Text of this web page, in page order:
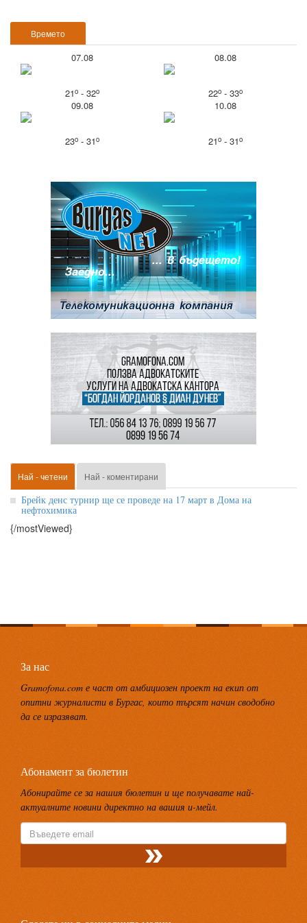
Времето
07.08
21o- 32o
08.08
22o- 33o
09.08
23o- 31o
10.08
21o- 31o
Най - четени Най - коментирани
Брейк денс турнир ще се проведе на 17 март в Дома на
нефтохимика
{/mostViewed}
За нас
Gramofona.com е част от амбициозен проект на екип от
опитни журналисти в Бургас, които търсят начин сводобно
да се изразяват.
Абонамент за бюлетин
Абонирайте се за нашия бюлетин и ще получавате най-
актуалните новини директно на вашия и-мейл.